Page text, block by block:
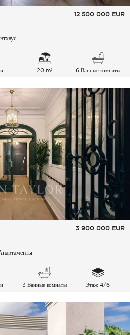
12 500 000 EUR
20 m² 6 Ванные комнаты
3 900 000 EUR
3 Ванные комнаты Этаж 4/6